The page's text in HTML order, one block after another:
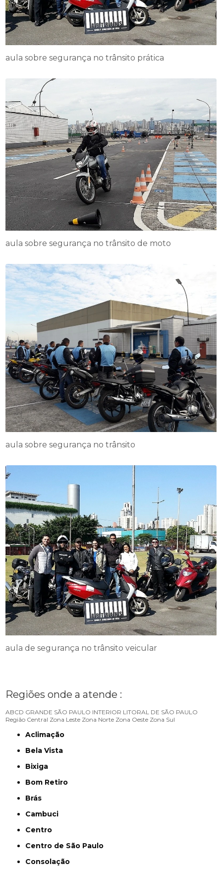
aula sobre segurança no trânsito prática
aula sobre segurança no trânsito de moto
aula sobre segurança no trânsito
aula de segurança no trânsito veicular
Regiões onde a atende :
ABCD GRANDE SÃO PAULO INTERIOR LITORAL DE SÃO PAULO
Região Central Zona Leste Zona Norte Zona Oeste Zona Sul
Aclimação
Bela Vista
Bixiga
Bom Retiro
Brás
Cambuci
Centro
Centro de São Paulo
Consolação